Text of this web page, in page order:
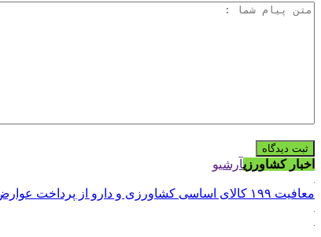
اخبار کشاورزیآرشیو
معافیت ۱۹۹ کالای اساسی کشاورزی و دارو از پرداخت عوارض ۱.۲ درصدی واردات